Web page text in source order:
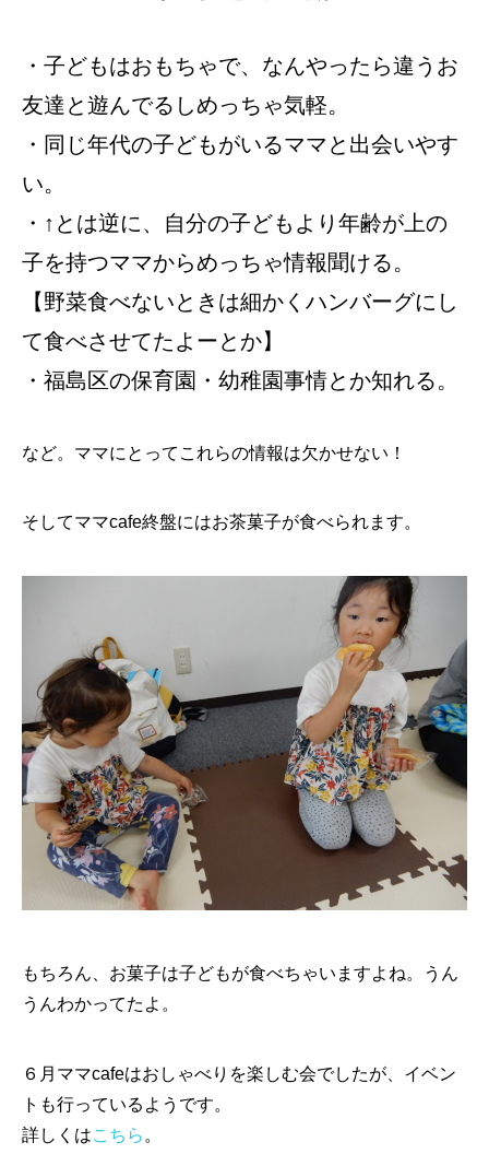
・子どもはおもちゃで、なんやったら違うお
友達と遊んでるしめっちゃ気軽。
・同じ年代の子どもがいるママと出会いやす
い。
・↑とは逆に、自分の子どもより年齢が上の
子を持つママからめっちゃ情報聞ける。
【野菜食べないときは細かくハンバーグにし
て食べさせてたよーとか】
・福島区の保育園・幼稚園事情とか知れる。
など。ママにとってこれらの情報は欠かせない！
そしてママcafe終盤にはお茶菓子が食べられます。
もちろん、お菓子は子どもが食べちゃいますよね。うん
うんわかってたよ。
６月ママcafeはおしゃべりを楽しむ会でしたが、イベン
トも行っているようです。
詳しくはこちら 。